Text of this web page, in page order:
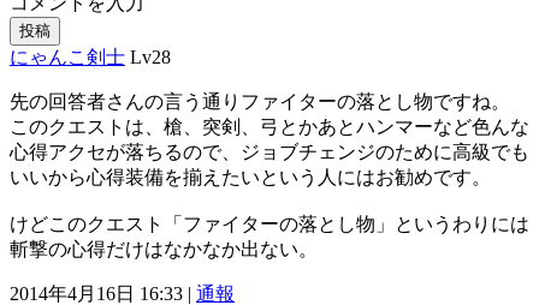
投稿
にゃんこ剣士 Lv28
先の回答者さんの言う通りファイターの落とし物ですね。
このクエストは、槍、突剣、弓とかあとハンマーなど色んな
心得アクセが落ちるので、ジョブチェンジのために高級でも
いいから心得装備を揃えたいという人にはお勧めです。
けどこのクエスト「ファイターの落とし物」というわりには
斬撃の心得だけはなかなか出ない。
2014年4月16日 16:33 | 通報